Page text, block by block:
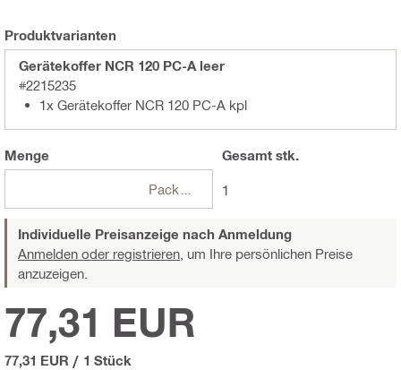
Produktvarianten
Gerätekoffer NCR 120 PC-A leer
#2215235
1x Gerätekoffer NCR 120 PC-A kpl
Menge
Packungen
Gesamtstk.
1
Individuelle Preisanzeige nach Anmeldung
Anmelden oder registrieren, um Ihre persönlichen Preise
anzuzeigen.
77,31 EUR
77,31 EUR / 1 Stück